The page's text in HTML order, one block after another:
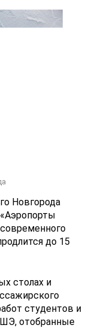
Новгорода
до 15
столах и
студентов и
отобранные